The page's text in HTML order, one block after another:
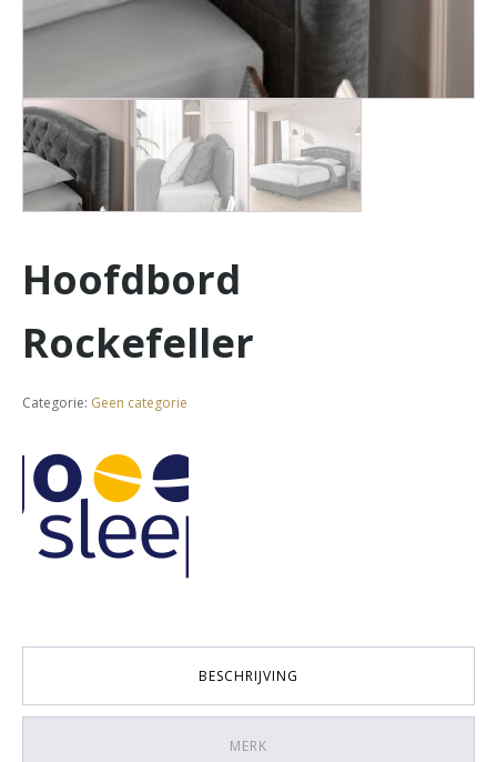
Hoofdbord
Rockefeller
Categorie: Geen categorie
BESCHRIJVING
MERK